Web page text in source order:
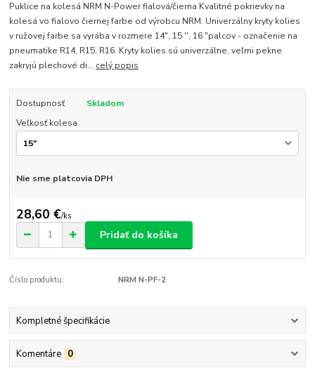
Puklice na kolesá NRM N-Power fialová/čierna Kvalitné pokrievky na
kolesá vo fialovo čiernej farbe od výrobcu NRM. Univerzálny kryty kolies
v ružovej farbe sa vyrába v rozmere 14", 15 '', 16 "palcov - označenie na
pneumatike R14, R15, R16. Kryty kolies sú univerzálne, veľmi pekne
zakryjú plechové di... celý popis
Dostupnosť
Skladom
Veľkosť kolesa
Nie sme platcovia DPH
28,60 €/ks
Pridať do košíka
Číslo produktu: NRM N-PF-2
Kompletné špecifikácie
Komentáre 0